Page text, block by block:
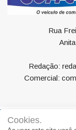
Rua
Redação:
Comercial:
Geral
Cookies.